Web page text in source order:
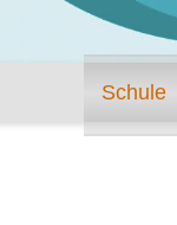
Schule